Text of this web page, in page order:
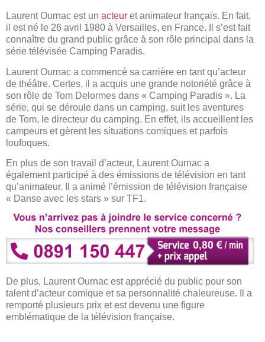
Laurent Ournac est un acteur et animateur français. En fait,
il est né le 26 avril 1980 à Versailles, en France. Il s’est fait
connaître du grand public grâce à son rôle principal dans la
série télévisée Camping Paradis.
Laurent Ournac a commencé sa carrière en tant qu’acteur
de théâtre. Certes, il a acquis une grande notoriété grâce à
son rôle de Tom Delormes dans « Camping Paradis ». La
série, qui se déroule dans un camping, suit les aventures
de Tom, le directeur du camping. En effet, ils accueillent les
campeurs et gèrent les situations comiques et parfois
loufoques.
En plus de son travail d’acteur, Laurent Ournac a
également participé à des émissions de télévision en tant
qu’animateur. Il a animé l’émission de télévision française
« Danse avec les stars » sur TF1.
De plus, Laurent Ournac est apprécié du public pour son
talent d’acteur comique et sa personnalité chaleureuse. Il a
remporté plusieurs prix et est devenu une figure
emblématique de la télévision française.